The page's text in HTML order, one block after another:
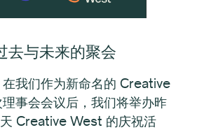
去与未来的聚会
我们作为新命名的 Creative
事会会议后，我们将举办昨
Creative West 的庆祝活